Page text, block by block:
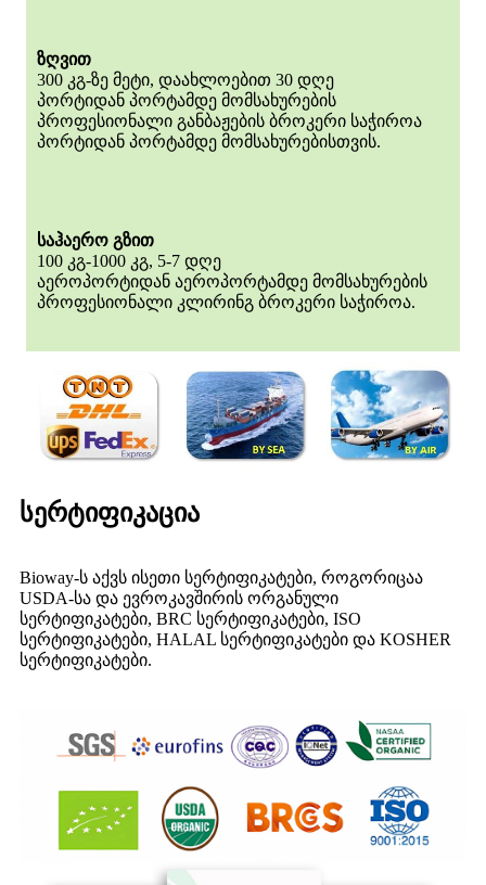
ზღვით
300 კგ-ზე მეტი, დაახლოებით 30 დღე
პორტიდან პორტამდე მომსახურების
პროფესიონალი განბაჟების ბროკერი საჭიროა
პორტიდან პორტამდე მომსახურებისთვის.
საჰაერო გზით
100 კგ-1000 კგ, 5-7 დღე
აეროპორტიდან აეროპორტამდე მომსახურების
პროფესიონალი კლირინგ ბროკერი საჭიროა.
სერტიფიკაცია
Bioway-ს აქვს ისეთი სერტიფიკატები, როგორიცაა
USDA-სა და ევროკავშირის ორგანული
სერტიფიკატები, BRC სერტიფიკატები, ISO
სერტიფიკატები, HALAL სერტიფიკატები და KOSHER
სერტიფიკატები.